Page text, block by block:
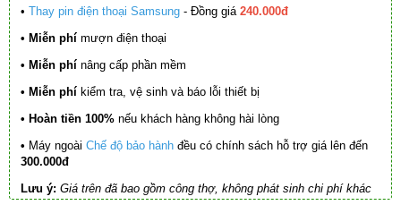
• Thay pin điện thoại Samsung - Đồng giá 240.000đ
• Miễn phí mượn điện thoại
• Miễn phí nâng cấp phần mềm
• Miễn phí kiểm tra, vệ sinh và báo lỗi thiết bị
• Hoàn tiền 100% nếu khách hàng không hài lòng
• Máy ngoài Chế độ bảo hành đều có chính sách hỗ trợ giá lên đến
300.000đ
Lưu ý: Giá trên đã bao gồm công thợ, không phát sinh chi phí khác